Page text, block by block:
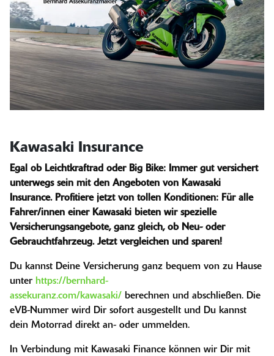
Kawasaki Insurance
Egal ob Leichtkraftrad oder Big Bike: Immer gut versichert
unterwegs sein mit den Angeboten von Kawasaki
Insurance. Profitiere jetzt von tollen Konditionen: Für alle
Fahrer/innen einer Kawasaki bieten wir spezielle
Versicherungsangebote, ganz gleich, ob Neu- oder
Gebrauchtfahrzeug. Jetzt vergleichen und sparen!
Du kannst Deine Versicherung ganz bequem von zu Hause
unter https://bernhard-
assekuranz.com/kawasaki/ berechnen und abschließen. Die
eVB-Nummer wird Dir sofort ausgestellt und Du kannst
dein Motorrad direkt an- oder ummelden.
In Verbindung mit Kawasaki Finance können wir Dir mit